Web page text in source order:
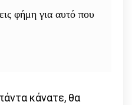
φήμη για αυτό που
κάνατε, θα